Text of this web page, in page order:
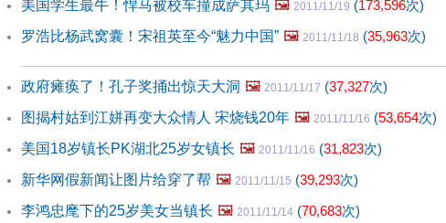
美国学生最牛！悍马被校车撞成萨其玛 🖼️ 2011/11/19 (173,596次)
罗浩比杨武窝囊！宋祖英至今“魅力中国” 🖼️ 2011/11/18 (35,963次)
政府瘫痪了！孔子奖捅出惊天大洞 🖼️ 2011/11/17 (37,327次)
图揭村姑到江姘再变大众情人 宋烧钱20年 🖼️ 2011/11/16 (53,654次)
美国18岁镇长PK湖北25岁女镇长 🖼️ 2011/11/16 (31,823次)
新华网假新闻让图片给穿了帮 🖼️ 2011/11/15 (39,293次)
李鸿忠麾下的25岁美女当镇长 🖼️ 2011/11/14 (70,683次)